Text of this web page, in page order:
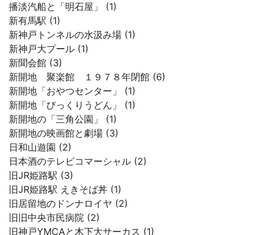
播淡汽船と「明石屋」 (1)
新有馬駅 (1)
新神戸トンネルの水汲み場 (1)
新神戸大プール (1)
新聞会館 (3)
新開地 聚楽館 １９７８年閉館 (6)
新開地「おやつセンター」 (1)
新開地「びっくりうどん」 (1)
新開地の「三角公園」 (1)
新開地の映画館と劇場 (3)
日和山遊園 (2)
日本酒のテレビコマーシャル (2)
旧JR姫路駅 (3)
旧JR姫路駅 えきそば丼 (1)
旧居留地のドンナロイヤ (2)
旧旧中央市民病院 (2)
旧神戸YMCAと木下大サーカス (1)